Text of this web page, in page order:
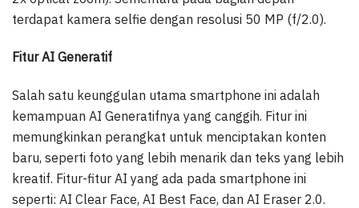
terdapat kamera selfie dengan resolusi 50 MP (f/2.0).
Fitur AI Generatif
Salah satu keunggulan utama smartphone ini adalah
kemampuan AI Generatifnya yang canggih. Fitur ini
memungkinkan perangkat untuk menciptakan konten
baru, seperti foto yang lebih menarik dan teks yang lebih
kreatif. Fitur-fitur AI yang ada pada smartphone ini
seperti: AI Clear Face, AI Best Face, dan AI Eraser 2.0.